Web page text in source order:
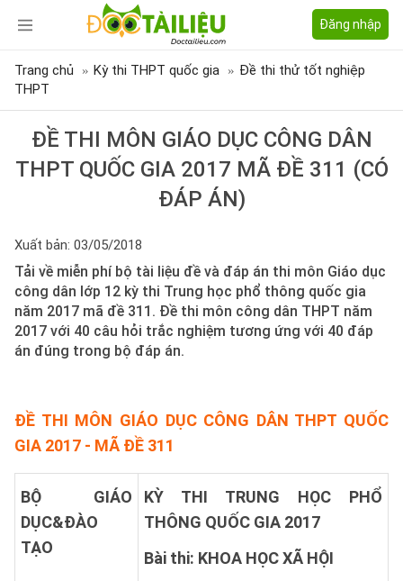
Đăng nhập
Trang chủ Kỳ thi THPT quốc gia
Đề thi thử tốt nghiệp
THPT
ĐỀ THI MÔN GIÁO DỤC CÔNG DÂN
THPT QUỐC GIA 2017 MÃ ĐỀ 311 (CÓ
ĐÁP ÁN)
Xuất bản: 03/05/2018
Tải về miễn phí bộ tài liệu đề và đáp án thi môn Giáo dục
công dân lớp 12 kỳ thi Trung học phổ thông quốc gia
năm 2017 mã đề 311. Đề thi môn công dân THPT năm
2017 với 40 câu hỏi trắc nghiệm tương ứng với 40 đáp
án đúng trong bộ đáp án.
ĐỀ THI MÔN GIÁO DỤC CÔNG DÂN THPT QUỐC
GIA 2017 - MÃ ĐỀ 311
BỘ GIÁO
DỤC&ĐÀO
TẠO
KỲ THI TRUNG HỌC PHỔ
THÔNG QUỐC GIA 2017
Bài thi: KHOA HỌC XÃ HỘI